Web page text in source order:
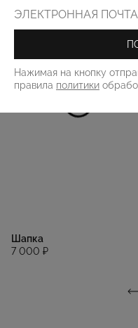
Шапка
7 000 ₽
Нажимая на кнопку
правила политики